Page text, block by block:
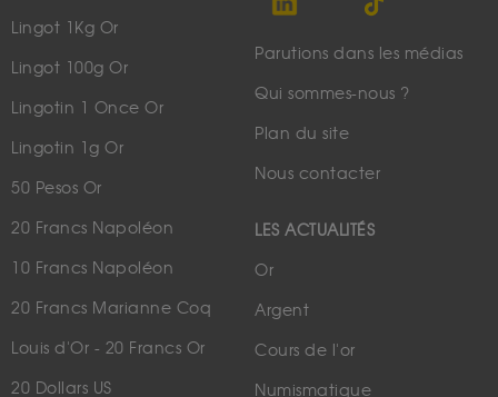
Lingot 1Kg Or
Lingot 100g Or
Lingotin 1 Once Or
Lingotin 1g Or
50 Pesos Or
20 Francs Napoléon
10 Francs Napoléon
20 Francs Marianne Coq
Louis d'Or - 20 Francs Or
20 Dollars US
Parutions dans les médias
Qui sommes-nous ?
Plan du site
Nous contacter
LES ACTUALITÉS
Or
Argent
Cours de l'or
Numismatique